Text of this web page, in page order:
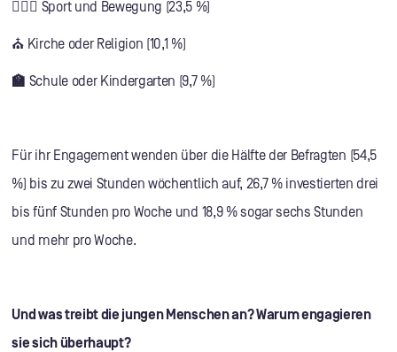
🏃🏻‍♀️ Sport und Bewegung (23,5 %)
⛪ Kirche oder Religion (10,1 %)
🏫 Schule oder Kindergarten (9,7 %)
Für ihr Engagement wenden über die Hälfte der Befragten (54,5
%) bis zu zwei Stunden wöchentlich auf, 26,7 % investierten drei
bis fünf Stunden pro Woche und 18,9 % sogar sechs Stunden
und mehr pro Woche.
Und was treibt die jungen Menschen an? Warum engagieren
sie sich überhaupt?